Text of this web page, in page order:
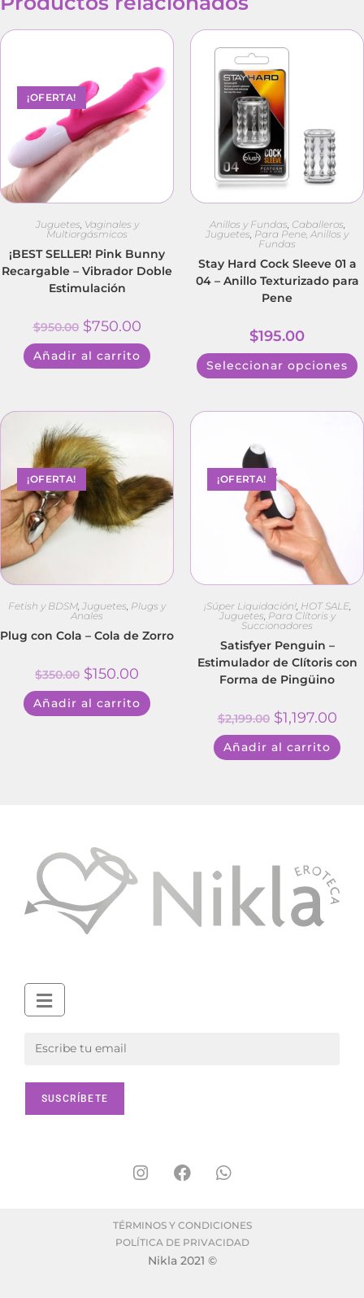
¡OFERTA!
Juguetes Vaginales y
Multiorgásmicos
¡BEST SELLER! Pink Bunny
Recargable – Vibrador Doble
Estimulación
$950.00 $750.00
Añadir al carrito
Anillos y Fundas Caballeros
Juguetes Para Pene, Anillos y
Fundas
Stay Hard Cock Sleeve 01 a
04 – Anillo Texturizado para
Pene
$195.00
Seleccionar opciones
¡OFERTA!
Fetish y BDSM Juguetes Plugs y
Anales
Plug con Cola – Cola de Zorro
$350.00 $150.00
Añadir al carrito
¡OFERTA!
¡Súper Liquidación!, HOT SALE,
Juguetes Para Clítoris y
Succionadores
Satisfyer Penguin –
Estimulador de Clítoris con
Forma de Pingüino
$2,199.00 $1,197.00
Añadir al carrito
TÉRMINOS Y CONDICIONES
POLÍTICA DE PRIVACIDAD
Nikla 2021 ©